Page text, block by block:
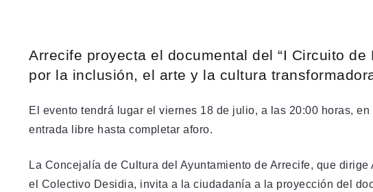
Arrecife proyecta el documental del “I Circuito
por la inclusión, el arte y la cultura
El evento tendrá lugar el viernes 18 de julio, a las 20:00 horas,
entrada libre hasta completar aforo.
La Concejalía de Cultura del Ayuntamiento de Arrecife, que
el Colectivo Desidia, invita a la ciudadanía a la proyección del